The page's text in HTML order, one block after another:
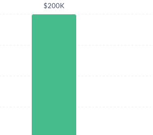
$200K